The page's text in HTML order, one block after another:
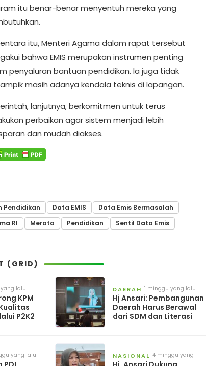
itu benar-benar menyentuh mereka yang
itu, Menteri Agama dalam rapat tersebut
bahwa EMIS merupakan instrumen penting
penyaluran bantuan pendidikan. Ia juga tidak
masih adanya kendala teknis di lapangan.
lanjutnya, berkomitmen untuk terus
perbaikan agar sistem menjadi lebih
dan mudah diakses.
Pendidikan Data EMIS
Data Emis Bermasalah
RI Merata Pendidikan Sentil Data Emis
(GRID)
lalu
KPM
P2K2
DAERAH 1 minggu yang lalu
Hj Ansari: Pembangunan
Daerah Harus Berawal
dari SDM dan Literasi
yang lalu NASIONAL 4 minggu yang
lalu